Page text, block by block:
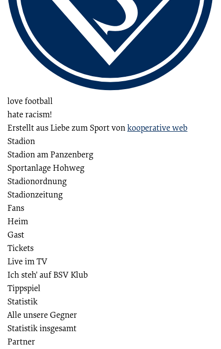
love football
hate racism!
Erstellt aus Liebe zum Sport von
kooperative web
Stadion
Stadion am Panzenberg
Sportanlage Hohweg
Stadionordnung
Stadionzeitung
Fans
Heim
Gast
Tickets
Live im TV
Ich steh' auf BSV Klub
Tippspiel
Statistik
Alle unsere Gegner
Statistik insgesamt
Partner